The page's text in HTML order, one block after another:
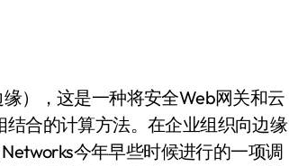
缘），这是一种将安全Web网关和云
合的计算方法。在企业组织向边缘
今年早些时候进行的一项调